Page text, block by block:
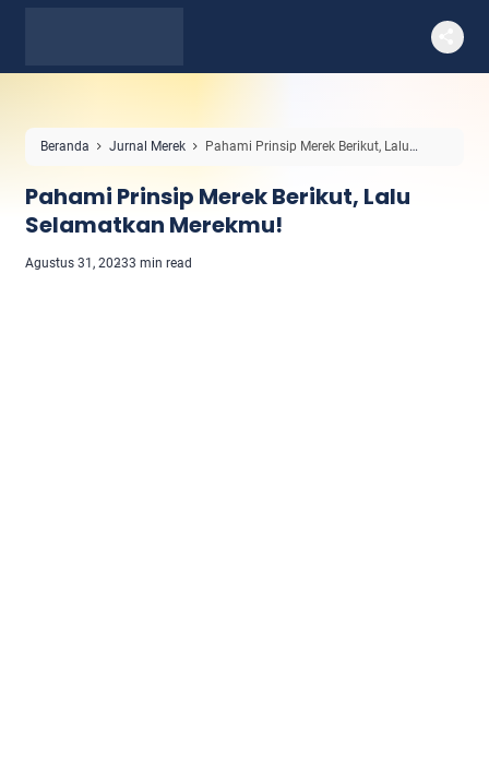
Beranda Jurnal Merek
Pahami Prinsip Merek Berikut, Lalu
Pahami Prinsip Merek Berikut, Lalu
Selamatkan Merekmu!
Agustus 31, 20233 min read